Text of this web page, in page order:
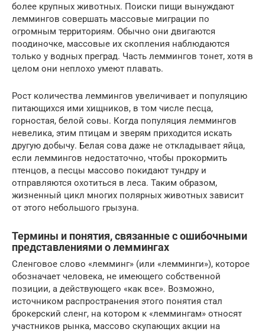
более крупных животных. Поиски пищи вынуждают
леммингов совершать массовые миграции по
огромным территориям. Обычно они двигаются
поодиночке, массовые их скопления наблюдаются
только у водных преград. Часть леммингов тонет, хотя в
целом они неплохо умеют плавать.
Рост количества леммингов увеличивает и популяцию
питающихся ими хищников, в том числе песца,
горностая, белой совы. Когда популяция леммингов
невелика, этим птицам и зверям приходится искать
другую добычу. Белая сова даже не откладывает яйца,
если леммингов недостаточно, чтобы прокормить
птенцов, а песцы массово покидают тундру и
отправляются охотиться в леса. Таким образом,
жизненный цикл многих полярных животных зависит
от этого небольшого грызуна.
Термины и понятия, связанные с ошибочными
представлениями о леммингах
Сленговое слово «лемминг» (или «лемминги»), которое
обозначает человека, не имеющего собственной
позиции, а действующего «как все». Возможно,
источником распространения этого понятия стал
брокерский сленг, на котором к «леммингам» относят
участников рынка, массово скупающих акции на